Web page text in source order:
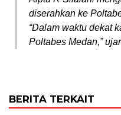
diserahkan ke
“Dalam waktu dekat
Poltabes Medan,”
BERITA TERKAIT